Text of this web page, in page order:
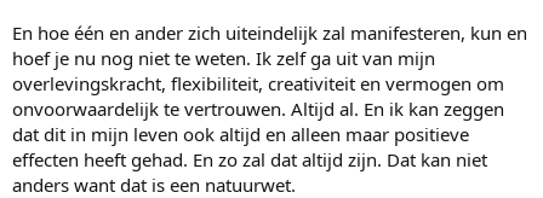
En hoe één en ander zich uiteindelijk zal manifesteren, kun en
hoef je nu nog niet te weten. Ik zelf ga uit van mijn
overlevingskracht, flexibiliteit, creativiteit en vermogen om
onvoorwaardelijk te vertrouwen. Altijd al. En ik kan zeggen
dat dit in mijn leven ook altijd en alleen maar positieve
effecten heeft gehad. En zo zal dat altijd zijn. Dat kan niet
anders want dat is een natuurwet.